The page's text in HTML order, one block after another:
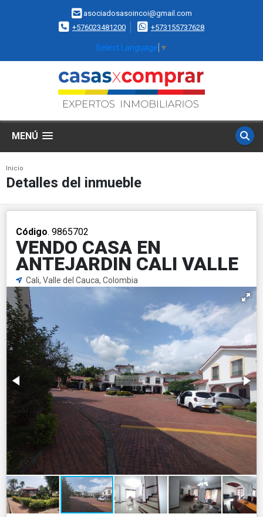
asociadosasoincoi@gmail.com
+576023481200
+573155737628
Select Language ▼
MENÚ
Inicio
Detalles del inmueble
Código. 9865702
VENDO CASA EN
ANTEJARDIN CALI VALLE
Cali, Valle del Cauca, Colombia